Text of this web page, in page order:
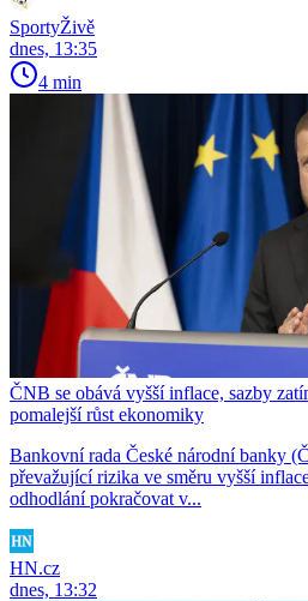
SportyŽivě
dnes, 13:35
4 min
ČNB se obává vyšší inflace, sazby
pomalejší růst ekonomiky
Bankovní rada České národní banky
převažující rizika ve směru vyšší
odhodlání pokračovat v...
HN.cz
dnes, 13:32